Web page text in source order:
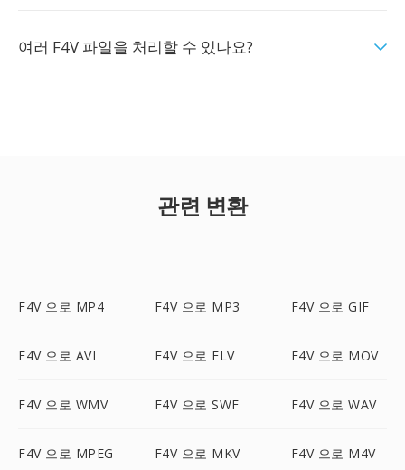
여러 F4V 파일을 처리할 수 있나요?
관련 변환
F4V 으로 MP4 F4V 으로 MP3 F4V 으로 GIF
F4V 으로 AVI F4V 으로 FLV F4V 으로 MOV
F4V 으로 WMV F4V 으로 SWF F4V 으로 WAV
F4V 으로 MPEG F4V 으로 MKV F4V 으로 M4V